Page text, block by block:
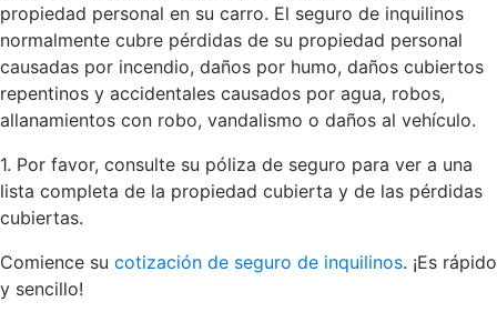
propiedad personal en su carro. El seguro de inquilinos
normalmente cubre pérdidas de su propiedad personal
causadas por incendio, daños por humo, daños cubiertos
repentinos y accidentales causados por agua, robos,
allanamientos con robo, vandalismo o daños al vehículo.
1. Por favor, consulte su póliza de seguro para ver a una
lista completa de la propiedad cubierta y de las pérdidas
cubiertas.
Comience su cotización de seguro de inquilinos. ¡Es rápido
y sencillo!